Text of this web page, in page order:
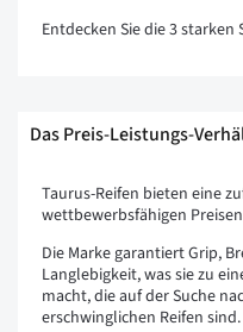
Entdecken Sie die 3 starken
Das Preis-Leistungs-
Taurus-Reifen bieten eine
wettbewerbsfähigen
Die Marke garantiert Grip,
Langlebigkeit, was sie zu
macht, die auf der Suche
erschwinglichen Reifen sind.